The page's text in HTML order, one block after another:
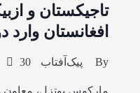
تاجیکستان و
افغانستان وارد
By پیک‌آفتاب 30 عقرب 1401